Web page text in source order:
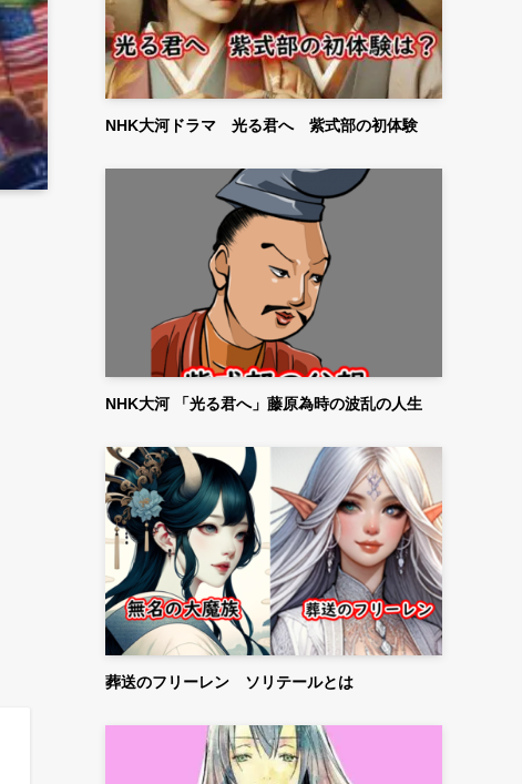
NHK大河ドラマ 光る君へ 紫式部の初体験
NHK大河 「光る君へ」藤原為時の波乱の人生
葬送のフリーレン ソリテールとは